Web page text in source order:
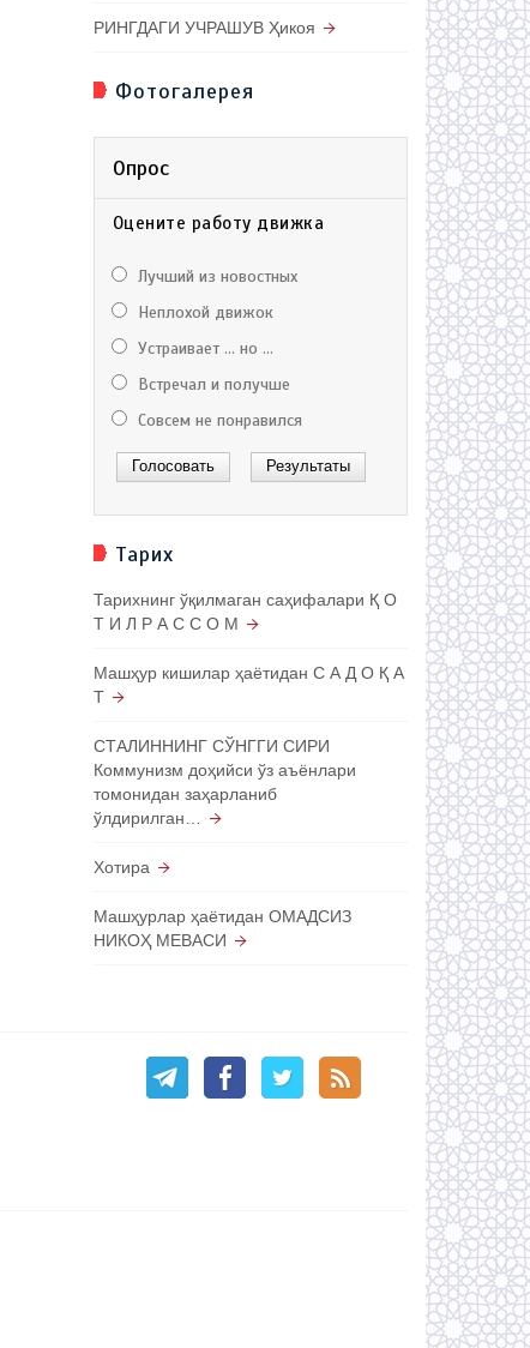
РИНГДАГИ УЧРАШУВ Ҳикоя
Фотогалерея
Опрос
Оцените работу движка
Лучший из новостных
Неплохой движок
Устраивает ... но ...
Встречал и получше
Совсем не понравился
Тарих
Тарихнинг ўқилмаган саҳифалари Қ О
Т И Л Р А С С О М
Машҳур кишилар ҳаётидан С А Д О Қ А
Т
СТАЛИННИНГ СЎНГГИ СИРИ
Коммунизм доҳийси ўз аъёнлари
томонидан заҳарланиб
ўлдирилган…
Хотира
Машҳурлар ҳаётидан ОМАДСИЗ
НИКОҲ МЕВАСИ